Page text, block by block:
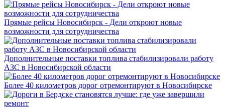
Прямые рейсы Новосибирск - Дели откроют новые
возможности для сотрудничества
Дополнительные поставки топлива стабилизировали работу
АЗС в Новосибирской области
Более 40 километров дорог отремонтируют в Новосибирске